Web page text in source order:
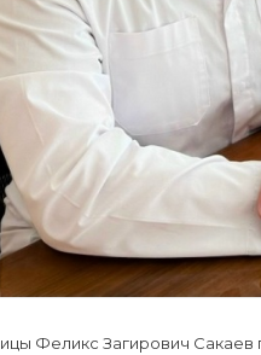
Феликс Загирович